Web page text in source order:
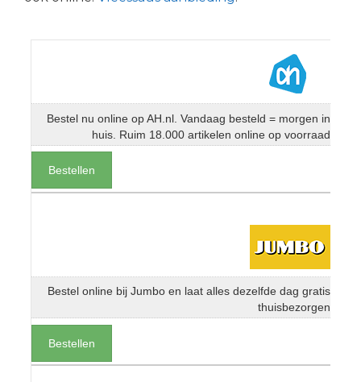
Bestel nu online op AH.nl. Vandaag besteld = morgen in
huis. Ruim 18.000 artikelen online op voorraad
Bestellen
Bestel online bij Jumbo en laat alles dezelfde dag gratis
thuisbezorgen
Bestellen